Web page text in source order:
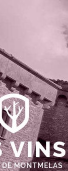
VINS
MONTMELAS